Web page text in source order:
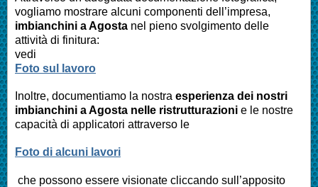
vogliamo mostrare alcuni componenti dell’impresa,
imbianchini aAgosta nel pieno svolgimento delle
attività di finitura:
vedi
Foto sul lavoro
Inoltre, documentiamo la nostra esperienza dei nostri
imbianchini aAgosta nelle ristrutturazioni e le nostre
capacità di applicatori attraverso le
Foto di alcuni lavori
che possono essere visionate cliccando sull’apposito